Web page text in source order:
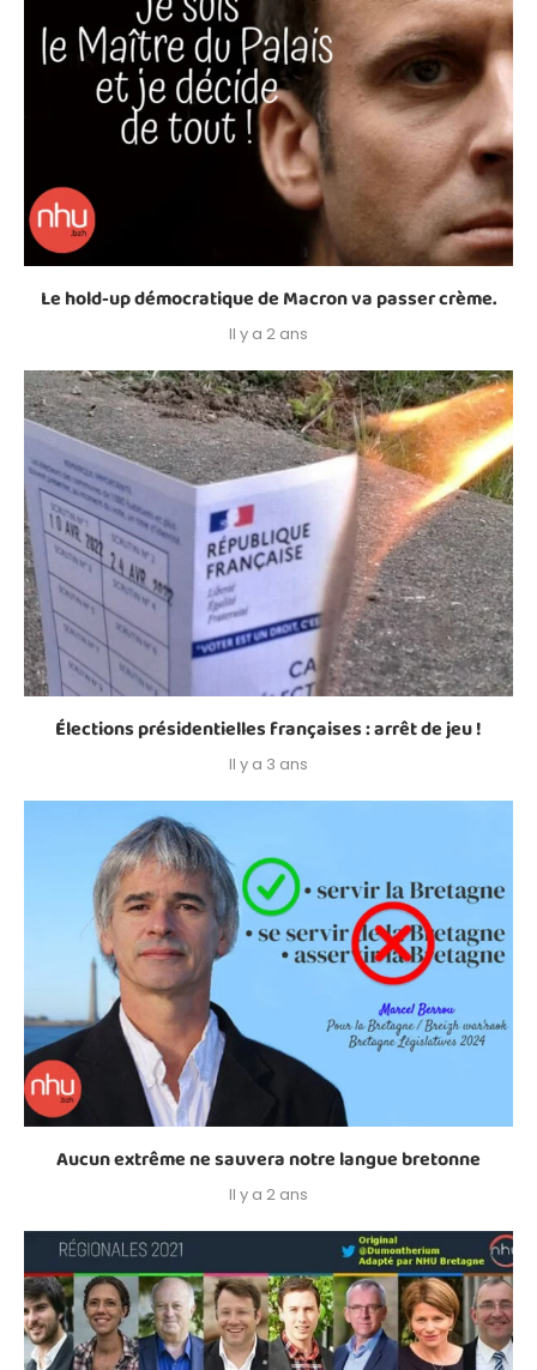
Le hold-up démocratique de Macron va passer crème.
Il y a 2 ans
Élections présidentielles françaises : arrêt de jeu !
Il y a 3 ans
Aucun extrême ne sauvera notre langue bretonne
Il y a 2 ans